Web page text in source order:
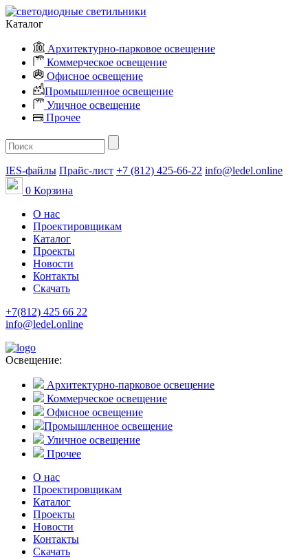
Каталог
Архитектурно-парковое освещение
Коммерческое освещение
Офисное освещение
Промышленное освещение
Уличное освещение
Прочее
IES-файлы Прайс-лист +7 (812) 425-66-22 info@ledel.online
0 Корзина
О нас
Проектировщикам
Каталог
Проекты
Новости
Контакты
Скачать
+7(812) 425 66 22
info@ledel.online
Освещение:
Архитектурно-парковое освещение
Коммерческое освещение
Офисное освещение
Промышленное освещение
Уличное освещение
Прочее
О нас
Проектировщикам
Каталог
Проекты
Новости
Контакты
Скачать